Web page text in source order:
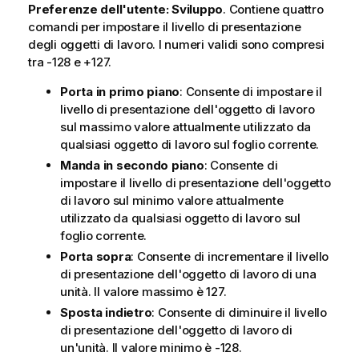
Preferenze dell'utente: Sviluppo. Contiene quattro
comandi per impostare il livello di presentazione
degli oggetti di lavoro. I numeri validi sono compresi
tra -128 e +127.
Porta in primo piano: Consente di impostare il
livello di presentazione dell'oggetto di lavoro
sul massimo valore attualmente utilizzato da
qualsiasi oggetto di lavoro sul foglio corrente.
Manda in secondo piano: Consente di
impostare il livello di presentazione dell'oggetto
di lavoro sul minimo valore attualmente
utilizzato da qualsiasi oggetto di lavoro sul
foglio corrente.
Porta sopra: Consente di incrementare il livello
di presentazione dell'oggetto di lavoro di una
unità. Il valore massimo è 127.
Sposta indietro: Consente di diminuire il livello
di presentazione dell'oggetto di lavoro di
un'unità. Il valore minimo è -128.